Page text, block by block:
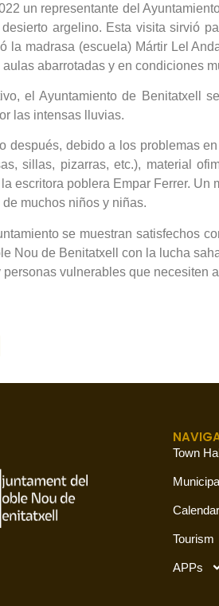
un representante del
argelino. Esta visita sirvió
la madrasa (escuela) Mártir Lel
abarrotadas y en condiciones
el Ayuntamiento de Benitatxell
las intensas lluvias.
después, debido a los problemas
sillas, pizarras, etc.), material
la escritora poblera Empar Ferrer.
muchos niños y niñas.
se muestran satisfechos
Nou de Benitatxell con la lucha
personas vulnerables que necesiten
Town
Calendar
Tourism
APPs